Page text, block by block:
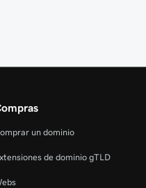
un dominio
de dominio gTLD